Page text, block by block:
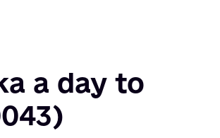
a day to